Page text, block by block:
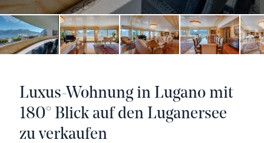
Luxus-Wohnung in Lugano mit
180° Blick auf den Luganersee
zu verkaufen